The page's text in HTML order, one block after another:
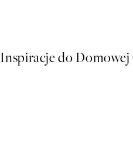
Inspiracje do Domowej